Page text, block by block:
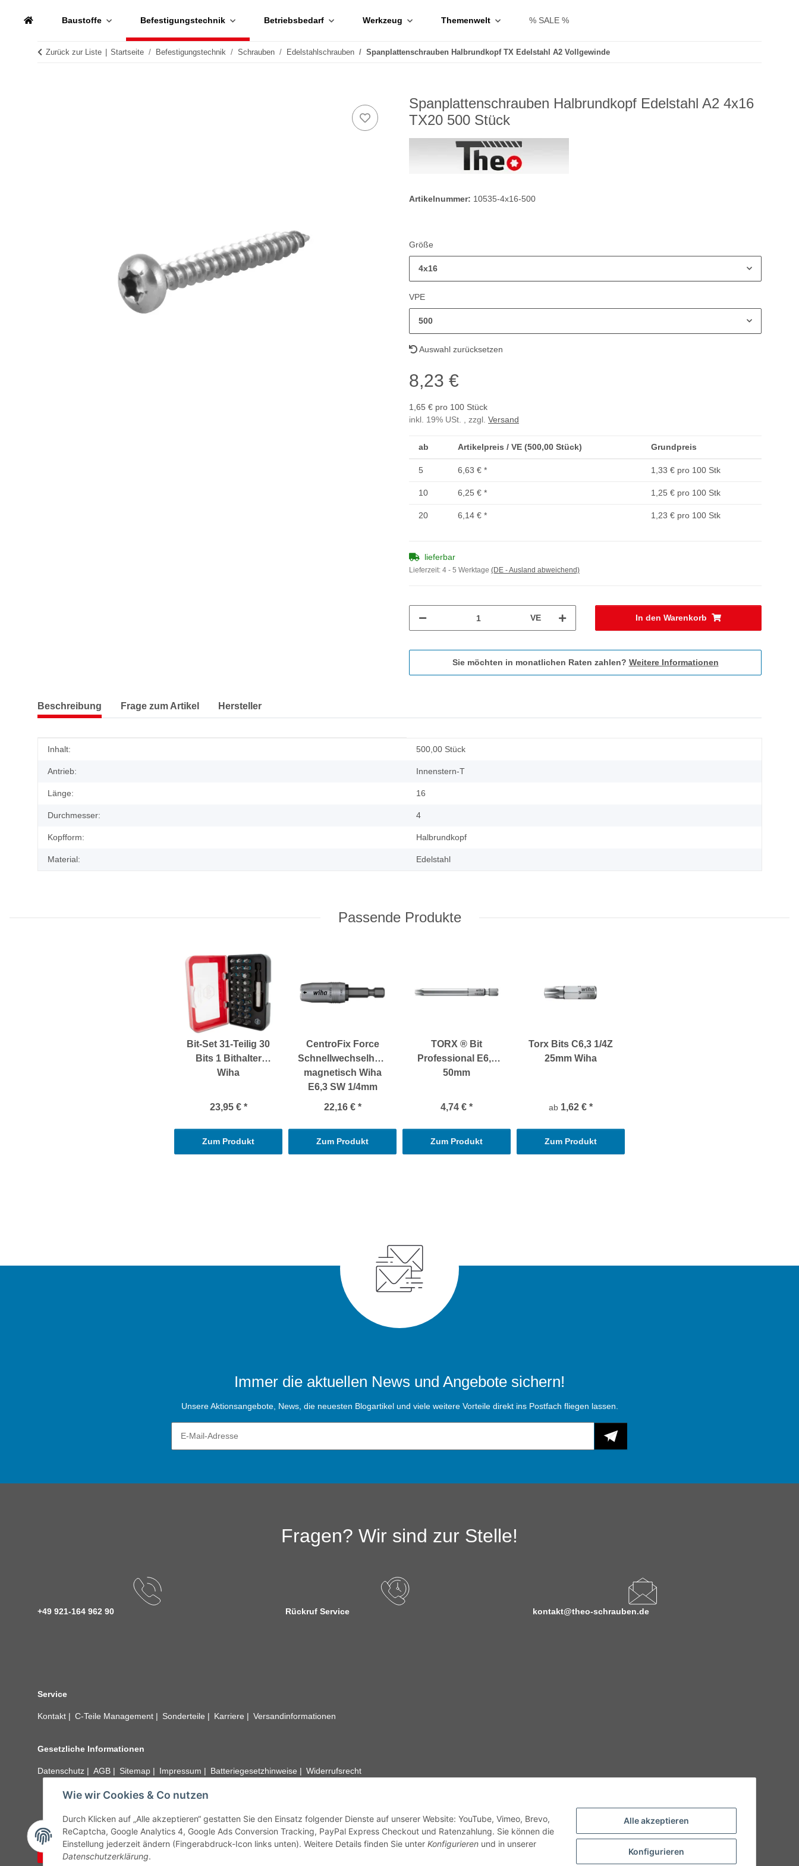
Alle akzeptieren
Konfigurieren
Wie wir Cookies & Co nutzen
Durch Klicken auf „Alle akzeptieren“ gestatten Sie den Einsatz folgender Dienste auf unserer Website: YouTube, Vimeo, Brevo,
ReCaptcha, Google Analytics 4, Google Ads Conversion Tracking, PayPal Express Checkout und Ratenzahlung. Sie können die
Einstellung jederzeit ändern (Fingerabdruck-Icon links unten). Weitere Details finden Sie unter Konfigurieren und in unserer
Datenschutzerklärung.
Baustoffe Befestigungstechnik Betriebsbedarf Werkzeug Themenwelt % SALE %
Zurück zur Liste Startseite Befestigungstechnik Schrauben Edelstahlschrauben Spanplattenschrauben Halbrundkopf TX Edelstahl A2 Vollgewinde
Spanplattenschrauben Halbrundkopf Edelstahl A2 4x16
TX20 500 Stück
Artikelnummer: 10535-4x16-500
Größe
4x16
VPE
500
Auswahl zurücksetzen
8,23 €
1,65 € pro 100 Stück
inkl. 19% USt. , zzgl. Versand
ab Artikelpreis / VE (500,00 Stück) Grundpreis
5 6,63 € * 1,33 € pro 100 Stk
10 6,25 € * 1,25 € pro 100 Stk
20 6,14 € * 1,23 € pro 100 Stk
lieferbar
Lieferzeit: 4 - 5 Werktage (DE - Ausland abweichend)
VE In den Warenkorb
Sie möchten in monatlichen Raten zahlen? Weitere Informationen
Beschreibung Frage zum Artikel Hersteller
Produkteigenschaft
Wert
Inhalt: 500,00 Stück
Antrieb: Innenstern-T
Länge: 16
Durchmesser: 4
Kopfform: Halbrundkopf
Material: Edelstahl
Passende Produkte
Bit-Set 31-Teilig 30
Bits 1 Bithalter
Wiha
23,95 € *
Zum Produkt
CentroFix Force
Schnellwechselhalter
magnetisch Wiha
E6,3 SW 1/4mm
22,16 € *
Zum Produkt
TORX ® Bit
Professional E6,3
50mm
4,74 € *
Zum Produkt
Torx Bits C6,3 1/4Z
25mm Wiha
ab 1,62 € *
Zum Produkt
Immer die aktuellen News und Angebote sichern!
Unsere Aktionsangebote, News, die neuesten Blogartikel und viele weitere Vorteile direkt ins Postfach fliegen lassen.
Fragen? Wir sind zur Stelle!
+49 921-164 962 90 Rückruf Service kontakt@theo-schrauben.de
Service
Kontakt C-Teile Management Sonderteile Karriere Versandinformationen
Gesetzliche Informationen
Datenschutz AGB Sitemap Impressum Batteriegesetzhinweise Widerrufsrecht
unseren Kundenservice. Abbildungen der Artikel können beispielhaft sein und vom Produkt abweichen.
Vertrag widerrufen